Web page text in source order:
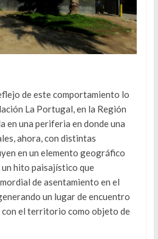
de este comportamiento lo
La Portugal, en la Región
en una periferia en donde una
ahora, con distintas
en un elemento geográfico
hito paisajístico que
de asentamiento en el
un lugar de encuentro
el territorio como objeto de